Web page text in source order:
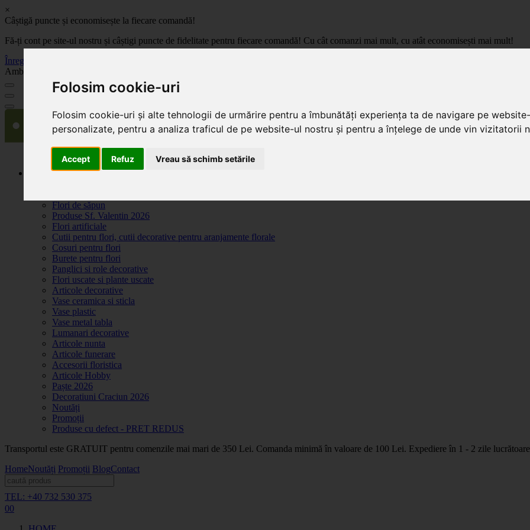
Folosim cookie-uri
Folosim cookie-uri și alte tehnologii de urmărire pentru a îmbunătăți experiența ta de navigare pe
personalizate, pentru a analiza traficul de pe website-ul nostru și pentru a înțelege de unde vin vizitatorii
Accept Refuz Vreau să schimb setările
×
Câștigă puncte și economisește la fiecare comandă!
Fă-ți cont pe site-ul nostru și câștigi puncte de fidelitate pentru fiecare comandă! Cu cât comanzi mai mult, cu atât economisești mai mult!
Înregistrează-te acum
Ambalaje, decoratiuni si accesorii pentru flori. Produse de calitate la pret de importator, cu livrare in toata Romania.
Produse
Flori de săpun
Produse Sf. Valentin 2026
Flori artificiale
Cutii pentru flori, cutii decorative pentru aranjamente florale
Cosuri pentru flori
Burete pentru flori
Panglici si role decorative
Flori uscate si plante uscate
Articole decorative
Vase ceramica si sticla
Vase plastic
Vase metal tabla
Lumanari decorative
Articole nunta
Articole funerare
Accesorii floristica
Articole Hobby
Paște 2026
Decoratiuni Craciun 2026
Noutăți
Promoții
Produse cu defect - PRET REDUS
Transportul este GRATUIT pentru comenzile mai mari de 350 Lei. Comanda minimă în valoare de 100 Lei. Expediere în 1 - 2 zile
HomeNoutăți Promoții BlogContact
TEL: +40 732 530 375
00